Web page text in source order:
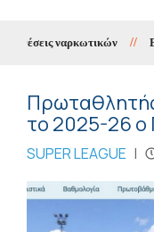
ναρκωτικών //
το 2025-26
SUPER LEAGUE |